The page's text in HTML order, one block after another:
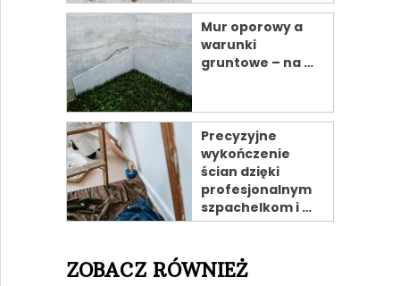
Mur oporowy a
warunki
gruntowe – na …
Precyzyjne
wykończenie
ścian dzięki
profesjonalnym
szpachelkom i …
ZOBACZ RÓWNIEŻ